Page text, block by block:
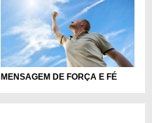
MENSAGEM DE FORÇA E FÉ